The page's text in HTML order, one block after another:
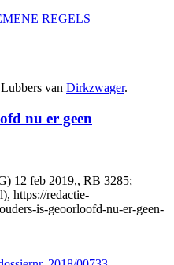
REGELS
van Dirkzwager.
nu er geen
12 feb 2019,, RB 3285;
https://redactie-
is-geoorloofd-nu-er-geen-